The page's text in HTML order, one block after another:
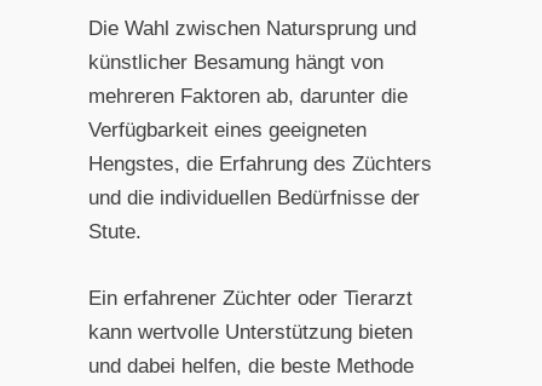
Die Wahl zwischen Natursprung und
künstlicher Besamung hängt von
mehreren Faktoren ab, darunter die
Verfügbarkeit eines geeigneten
Hengstes, die Erfahrung des Züchters
und die individuellen Bedürfnisse der
Stute.
Ein erfahrener Züchter oder Tierarzt
kann wertvolle Unterstützung bieten
und dabei helfen, die beste Methode